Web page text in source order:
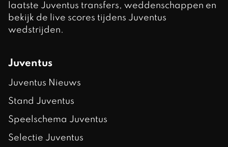
laatste Juventus transfers, weddenschappen en
bekijk de live scores tijdens Juventus
wedstrijden.
Juventus
Juventus Nieuws
Stand Juventus
Speelschema Juventus
Selectie Juventus